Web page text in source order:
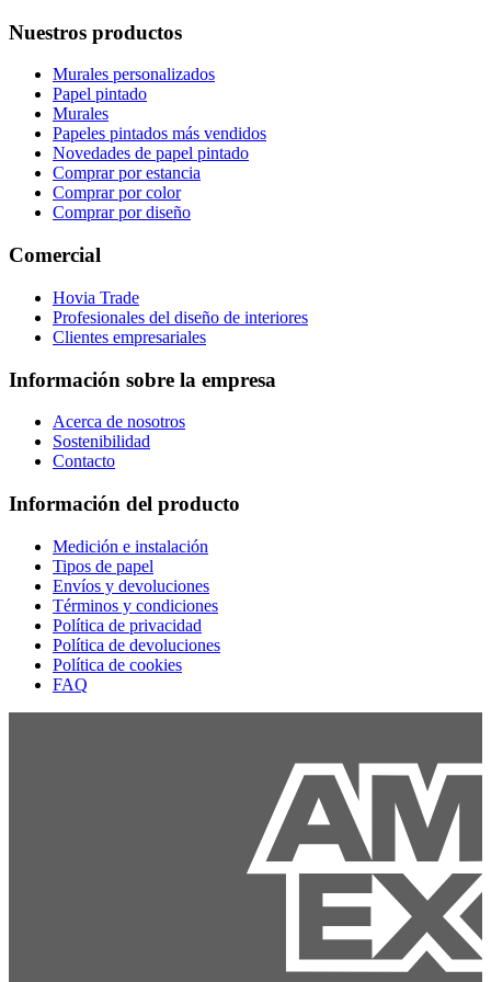
Nuestros productos
Murales personalizados
Papel pintado
Murales
Papeles pintados más vendidos
Novedades de papel pintado
Comprar por estancia
Comprar por color
Comprar por diseño
Comercial
Hovia Trade
Profesionales del diseño de interiores
Clientes empresariales
Información sobre la empresa
Acerca de nosotros
Sostenibilidad
Contacto
Información del producto
Medición e instalación
Tipos de papel
Envíos y devoluciones
Términos y condiciones
Política de privacidad
Política de devoluciones
Política de cookies
FAQ